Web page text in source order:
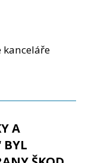
kanceláře
A
BYL